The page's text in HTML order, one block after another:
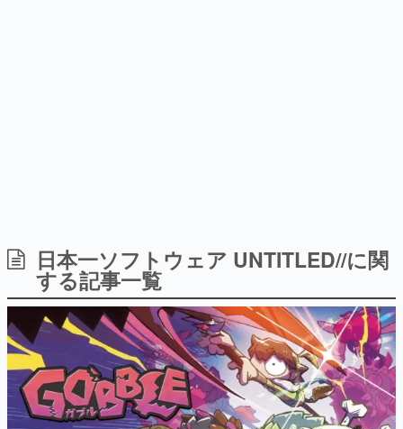
日本のモバイルゲーム史における主要なトピック・タイト
ルを網羅するほか、開発者へのインタビューや識者による
解説を掲載。約20年の歴史が一望できる決定版！
若ゲのいたり〜ゲームクリエイターの青春〜
『うつヌケ』『ペンと箸』等で知られるマンガ家・田中圭
一先生によるゲーム業界レポートマンガです。
なんでゲームは面白い？
ゲーム開発者・hamatsu氏がゲームの魅力を画面や操作の
具体的な形から解き明かしていく、硬派で骨太な評論連載
です。